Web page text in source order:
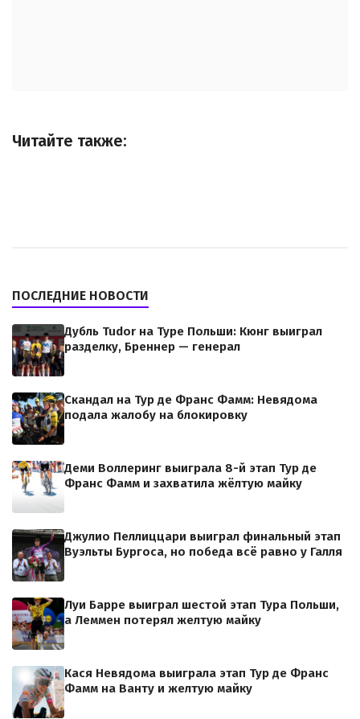
Читайте также:
ПОСЛЕДНИЕ НОВОСТИ
Дубль Tudor на Туре Польши: Кюнг выиграл
разделку, Бреннер — генерал
Скандал на Тур де Франс Фамм: Невядома
подала жалобу на блокировку
Деми Воллеринг выиграла 8-й этап Тур де
Франс Фамм и захватила жёлтую майку
Джулио Пеллиццари выиграл финальный этап
Вуэльты Бургоса, но победа всё равно у Галля
Луи Барре выиграл шестой этап Тура Польши,
а Леммен потерял желтую майку
Кася Невядома выиграла этап Тур де Франс
Фамм на Ванту и желтую майку